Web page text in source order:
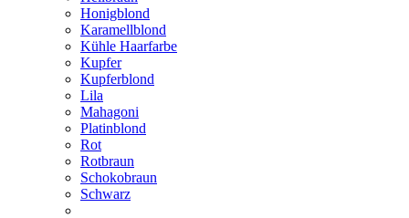
Honigblond
Karamellblond
Kühle Haarfarbe
Kupfer
Kupferblond
Lila
Mahagoni
Platinblond
Rot
Rotbraun
Schokobraun
Schwarz